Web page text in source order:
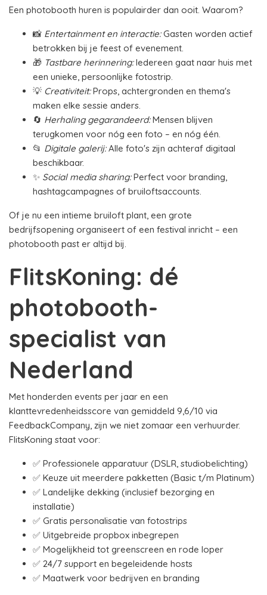
Een photobooth huren is populairder dan ooit. Waarom?
📸 Entertainment en interactie:Gasten worden actief
betrokken bij je feest of evenement.
🎁 Tastbare herinnering:Iedereen gaat naar huis met
een unieke, persoonlijke fotostrip.
💡 Creativiteit:Props, achtergronden en thema's
maken elke sessie anders.
🔄 Herhaling gegarandeerd:Mensen blijven
terugkomen voor nóg een foto – en nóg één.
📂 Digitale galerij:Alle foto's zijn achteraf digitaal
beschikbaar.
✨ Social media sharing:Perfect voor branding,
hashtagcampagnes of bruiloftsaccounts.
Of je nu een intieme bruiloft plant, een grote
bedrijfsopening organiseert of een festival inricht – een
photobooth past er altijd bij.
FlitsKoning: dé
photobooth-
specialist van
Nederland
Met honderden events per jaar en een
klanttevredenheidsscore van gemiddeld 9,6/10 via
FeedbackCompany, zijn we niet zomaar een verhuurder.
FlitsKoning staat voor:
✅ Professionele apparatuur (DSLR, studiobelichting)
✅ Keuze uit meerdere pakketten (Basic t/m Platinum)
✅ Landelijke dekking (inclusief bezorging en
installatie)
✅ Gratis personalisatie van fotostrips
✅ Uitgebreide propbox inbegrepen
✅ Mogelijkheid tot greenscreen en rode loper
✅ 24/7 support en begeleidende hosts
✅ Maatwerk voor bedrijven en branding